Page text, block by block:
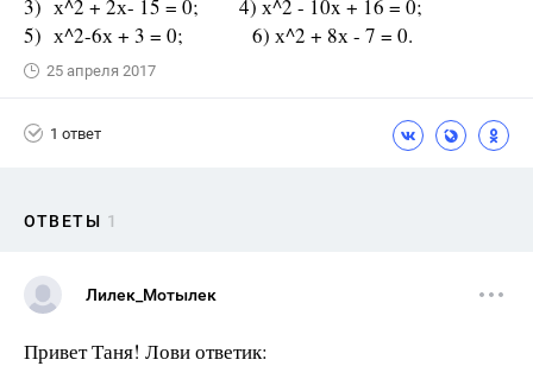
3) х^2 + 2х- 15 = 0; 4) х^2 - 10x + 16 = 0;
5) х^2-6х + 3 = 0; 6) х^2 + 8х - 7 = 0.
25 апреля 2017
1 ответ
ОТВЕТЫ 1
Лилек_Мотылек
Привет Таня! Лови ответик: